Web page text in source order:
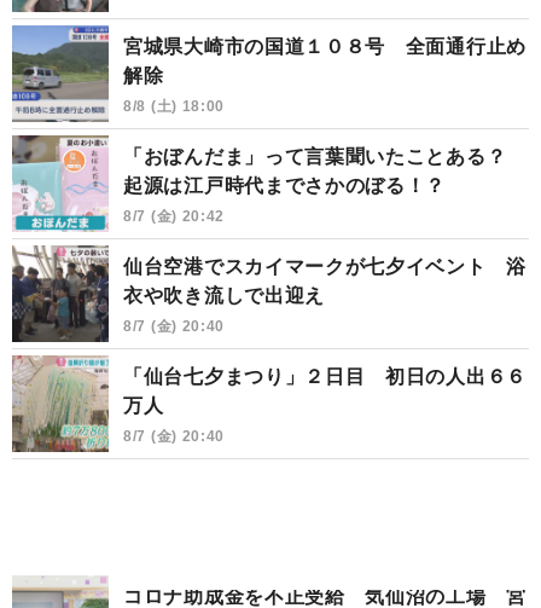
宮城県大崎市の国道１０８号 全面通行止め
解除
8/8 (土) 18:00
「おぼんだま」って言葉聞いたことある？
起源は江戸時代までさかのぼる！？
8/7 (金) 20:42
仙台空港でスカイマークが七夕イベント 浴
衣や吹き流しで出迎え
8/7 (金) 20:40
「仙台七夕まつり」２日目 初日の人出６６
万人
8/7 (金) 20:40
コロナ助成金を不正受給 気仙沼の工場 宮